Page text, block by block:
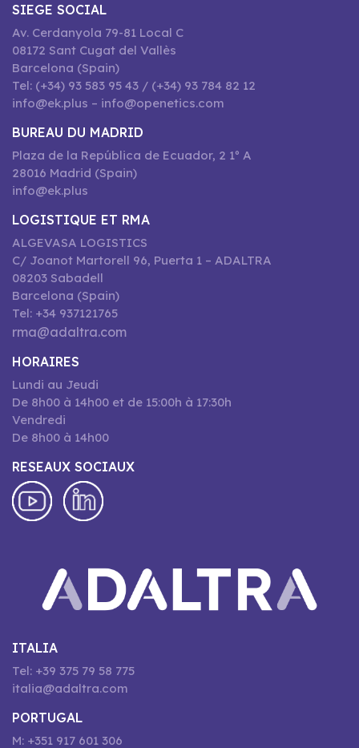
SIEGE SOCIAL
Av. Cerdanyola 79-81 Local C
08172 Sant Cugat del Vallès
Barcelona (Spain)
Tel: (+34) 93 583 95 43 / (+34) 93 784 82 12
info@ek.plus – info@openetics.com
BUREAU DU MADRID
Plaza de la República de Ecuador, 2 1º A
28016 Madrid (Spain)
info@ek.plus
LOGISTIQUE ET RMA
ALGEVASA LOGISTICS
C/ Joanot Martorell 96, Puerta 1 – ADALTRA
08203 Sabadell
Barcelona (Spain)
Tel: +34 937121765
rma@adaltra.com
HORAIRES
Lundi au Jeudi
De 8h00 à 14h00 et de 15:00h à 17:30h
Vendredi
De 8h00 à 14h00
RESEAUX SOCIAUX
ITALIA
Tel: +39 375 79 58 775
italia@adaltra.com
PORTUGAL
M: +351 917 601 306